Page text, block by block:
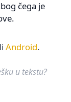
čega je
Android.
u tekstu?